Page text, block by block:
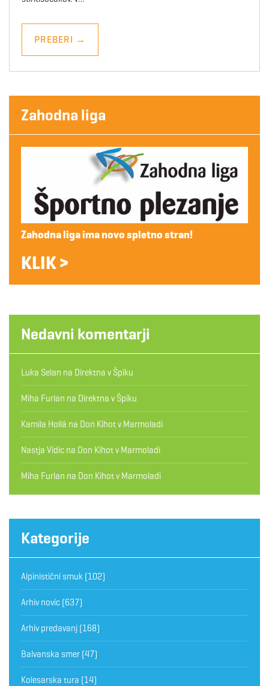
PREBERI →
Zahodna liga
Zahodna liga ima novo spletno stran!
KLIK >
Nedavni komentarji
Luka Selan na Direktna v Špiku
Miha Furlan na Direktna v Špiku
Kamila Hollá na Don Kihot v Marmoladi
Nastja Vidic na Don Kihot v Marmoladi
Miha Furlan na Don Kihot v Marmoladi
Kategorije
Alpinistični smuk (102)
Arhiv novic (637)
Arhiv predavanj (168)
Balvanska smer (47)
Kolesarska tura (14)